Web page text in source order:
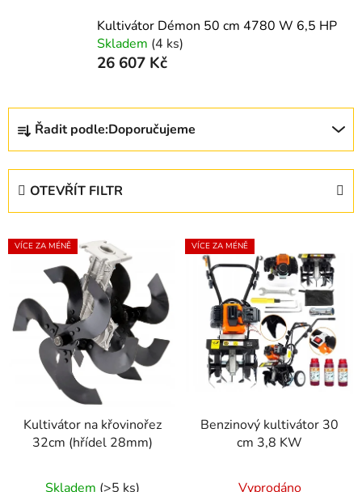
Kultivátor Démon 50 cm 4780 W 6,5 HP
Skladem (4 ks)
26 607 Kč
Ř
z
p
d
u
Řadit podle:Doporučujeme
OTEVŘÍT FILTR
V
ý
s
VÍCE ZA MÉNĚ
Kultivátor na křovinořez
32cm (hřídel 28mm)
Skladem (>5 ks)
VÍCE ZA MÉNĚ
Benzinový kultivátor 30
cm 3,8 KW
Vyprodáno